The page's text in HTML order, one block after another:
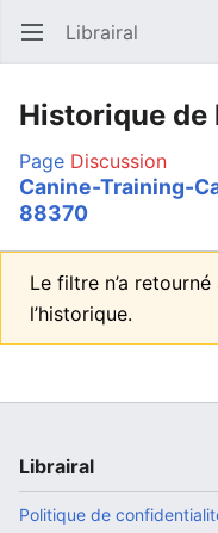
Ouvrir le menu principal Librairal
Historique de
Page Discussion
Canine-Training-
88370
Le filtre n’a
l’historique.
Librairal
Politique de